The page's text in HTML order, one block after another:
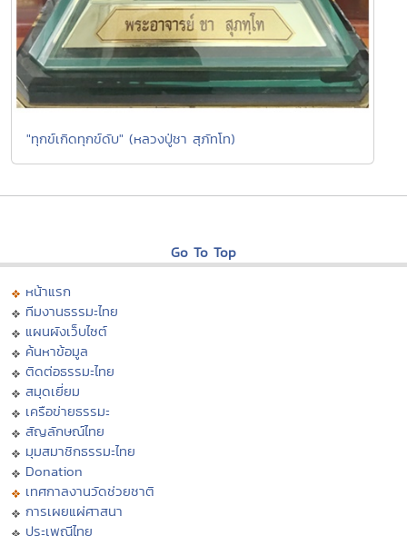
"ทุกข์เกิดทุกข์ดับ" (หลวงปู่ชา สุภัทโท)
Go To Top
หน้าแรก
ทีมงานธรรมะไทย
แผนผังเว็บไซต์
ค้นหาข้อมูล
ติดต่อธรรมะไทย
สมุดเยี่ยม
เครือข่ายธรรมะ
สัญลักษณ์ไทย
มุมสมาชิกธรรมะไทย
Donation
เทศกาลงานวัดช่วยชาติ
การเผยแผ่ศาสนา
ประเพณีไทย